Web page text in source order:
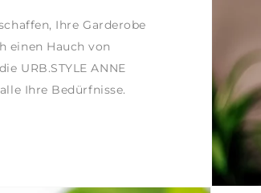
Ihre Garderobe
einen Hauch von
URB.STYLE ANNE
Ihre Bedürfnisse.